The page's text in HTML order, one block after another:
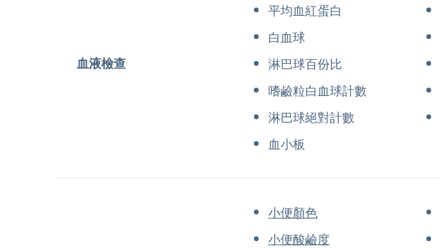
血液檢查
平均血紅蛋白
白血球
淋巴球百份比
嗜鹼粒白血球計數
淋巴球絕對計數
血小板
小便顏色
小便酸鹼度